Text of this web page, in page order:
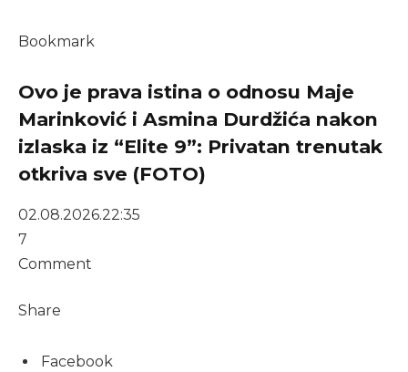
Bookmark
Ovo je prava istina o odnosu Maje
Marinković i Asmina Durdžića nakon
izlaska iz “Elite 9”: Privatan trenutak
otkriva sve (FOTO)
02.08.2026.22:35
7
Comment
Share
Facebook